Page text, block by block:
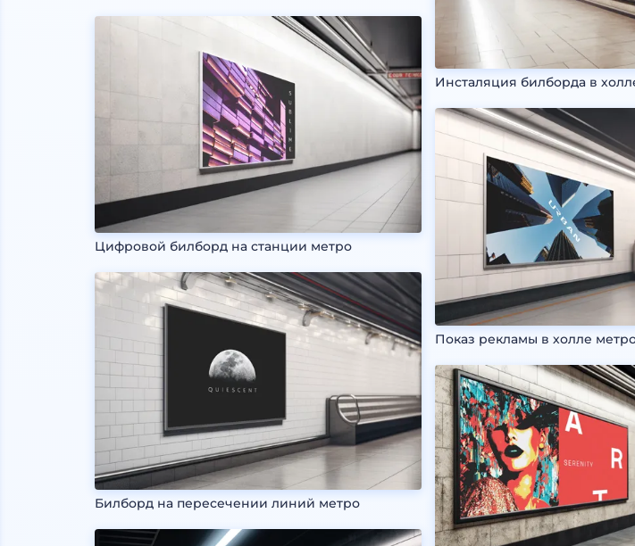
Цифровой билборд на станции метро
Билборд на пересечении линий метро
Инсталяция билборда в
Показ рекламы в холле